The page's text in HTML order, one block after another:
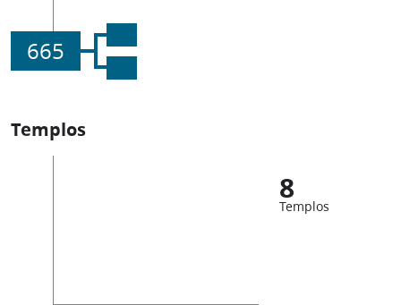
665
Templos
8
Templos